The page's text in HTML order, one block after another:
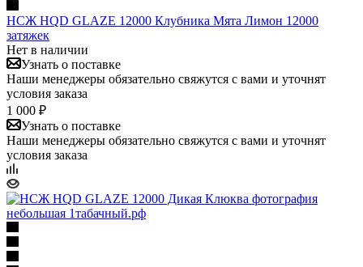
НСЖ HQD GLAZE 12000 Клубника Мята Лимон 12000
затяжек
Нет в наличии
Узнать о поставке
Наши менеджеры обязательно свяжутся с вами и уточнят
условия заказа
1 000 ₽
Узнать о поставке
Наши менеджеры обязательно свяжутся с вами и уточнят
условия заказа